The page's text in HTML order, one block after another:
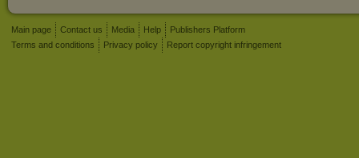
Main page Contact us Media Help
Publishers Platform
Terms and conditions
Privacy policy Report copyright infringement